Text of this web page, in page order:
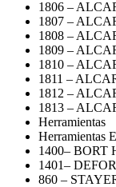
1806 –
1807 –
1808 –
1809 –
1810 –
1811 –
1812 –
1813 –
Herramientas
Herramientas
1400– BORT
1401–
860 –